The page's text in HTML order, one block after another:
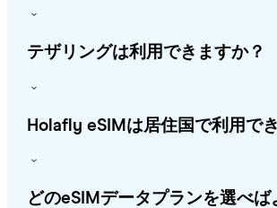
テザリングは利用できますか？
Holafly eSIMは居住国で利用で
どのeSIMデータプランを選べば